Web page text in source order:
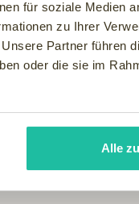
für soziale Medien
zu Ihrer
Partner führen
oder die sie im
Alle
Wasser Gelatine
in den
Dazu alles durch